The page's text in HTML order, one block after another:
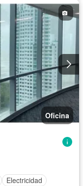
Oficina
Electricidad